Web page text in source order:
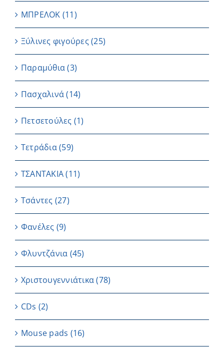
ΜΠΡΕΛΟΚ (11)
Ξύλινες φιγούρες(25)
Παραμύθια (3)
Πασχαλινά (14)
Πετσετούλες (1)
Τετράδια(59)
ΤΣΑΝΤΑΚΙΑ (11)
Τσάντες (27)
Φανέλες (9)
Φλυντζάνια (45)
Χριστουγεννιάτικα(78)
CDs (2)
Μouse pads (16)